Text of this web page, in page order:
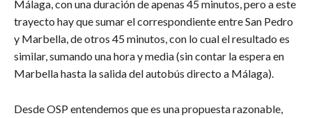
Málaga, con una duración de apenas 45 minutos, pero a este
trayecto hay que sumar el correspondiente entre San Pedro
y Marbella, de otros 45 minutos, con lo cual el resultado es
similar, sumando una hora y media (sin contar la espera en
Marbella hasta la salida del autobús directo a Málaga).
Desde OSP entendemos que es una propuesta razonable,